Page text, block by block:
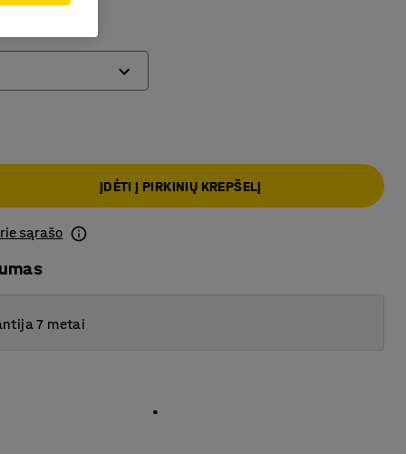
ĮDĖTI Į PIRKINIŲ KREPŠELĮ
sąrašo
7 metai